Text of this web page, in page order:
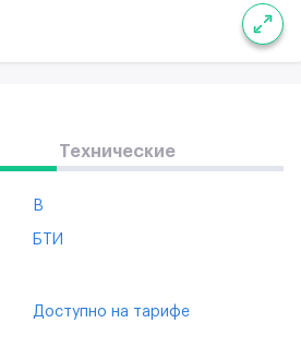
Технические
B
БТИ
Доступно на тарифе